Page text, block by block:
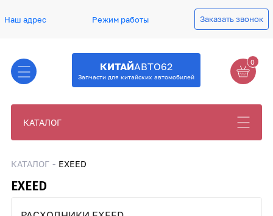
Наш адрес Режим работы Заказать звонок
КИТАЙАВТО62
Запчасти для китайских автомобилей
0
КАТАЛОГ
КАТАЛОГ EXEED
EXEED